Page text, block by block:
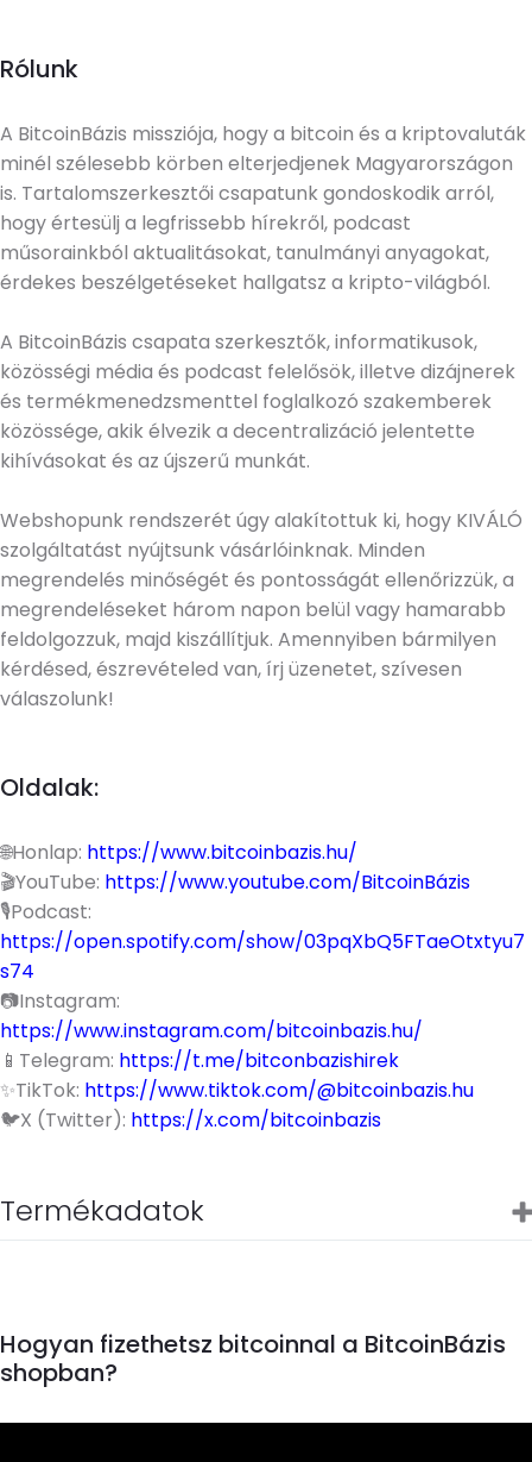
Rólunk
A BitcoinBázis missziója, hogy a bitcoin és a kriptovaluták
minél szélesebb körben elterjedjenek Magyarországon
is. Tartalomszerkesztői csapatunk gondoskodik arról,
hogy értesülj a legfrissebb hírekről, podcast
műsorainkból aktualitásokat, tanulmányi anyagokat,
érdekes beszélgetéseket hallgatsz a kripto-világból.
A BitcoinBázis csapata szerkesztők, informatikusok,
közösségi média és podcast felelősök, illetve dizájnerek
és termékmenedzsmenttel foglalkozó szakemberek
közössége, akik élvezik a decentralizáció jelentette
kihívásokat és az újszerű munkát.
Webshopunk rendszerét úgy alakítottuk ki, hogy KIVÁLÓ
szolgáltatást nyújtsunk vásárlóinknak. Minden
megrendelés minőségét és pontosságát ellenőrizzük, a
megrendeléseket három napon belül vagy hamarabb
feldolgozzuk, majd kiszállítjuk. Amennyiben bármilyen
kérdésed, észrevételed van, írj üzenetet, szívesen
válaszolunk!
Oldalak:
🌐Honlap: https://www.bitcoinbazis.hu/
🎬YouTube: https://www.youtube.com/BitcoinBázis
🎙️Podcast:
https://open.spotify.com/show/03pqXbQ5FTaeOtxtyu7
s74
📷Instagram:
https://www.instagram.com/bitcoinbazis.hu/
📱Telegram: https://t.me/bitconbazishirek
✨TikTok: https://www.tiktok.com/@bitcoinbazis.hu
🐦X (Twitter): https://x.com/bitcoinbazis
Termékadatok
Hogyan fizethetsz bitcoinnal a BitcoinBázis
shopban?